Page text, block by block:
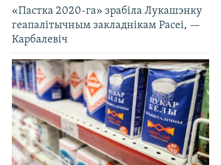
«Пастка 2020-га» зрабіла Лукашэнку
геапалітычным закладнікам Расеі, —
Карбалевіч